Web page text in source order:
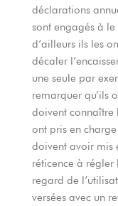
déclarations
sont engagés à
d’ailleurs ils les
décaler
une seule par
remarquer qu’ils
doivent connaître
ont pris en
doivent avoir mis
réticence à régler
regard de
versées avec un